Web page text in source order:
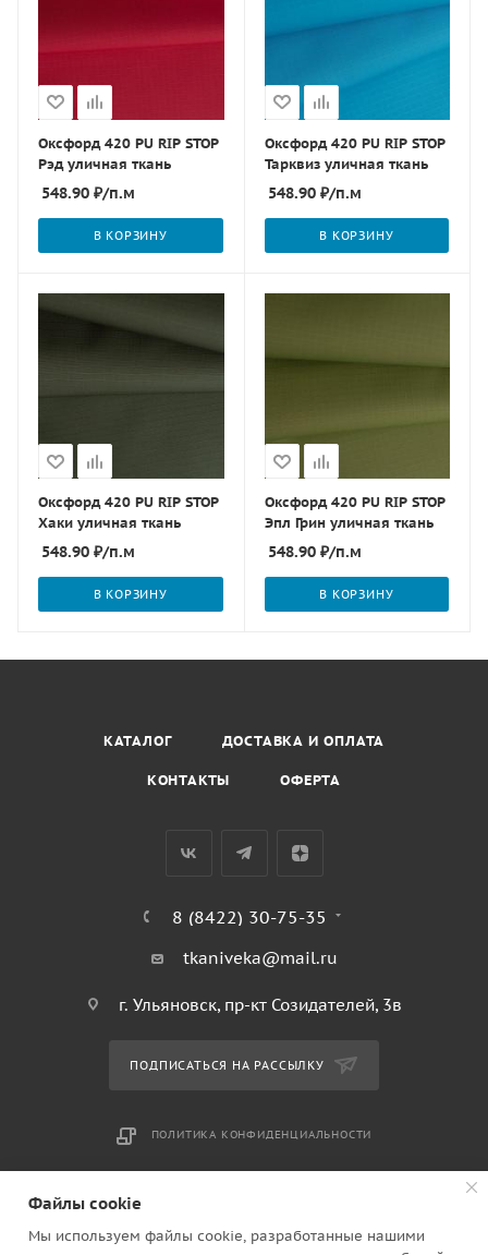
Оксфорд 420 PU RIP STOP
Рэд уличная ткань
548.90 ₽/п.м
В КОРЗИНУ
Оксфорд 420 PU RIP STOP
Тарквиз уличная ткань
548.90₽/п.м
В КОРЗИНУ
Оксфорд 420 PU RIP STOP
Хаки уличная ткань
548.90 ₽/п.м
В КОРЗИНУ
Оксфорд 420 PU RIP STOP
Эпл Грин уличная ткань
548.90₽/п.м
В КОРЗИНУ
КАТАЛОГ ДОСТАВКА И ОПЛАТА
КОНТАКТЫ ОФЕРТА
8 (8422) 30-75-35
tkaniveka@mail.ru
г. Ульяновск, пр-кт Созидателей, 3в
ПОДПИСАТЬСЯ НА РАССЫЛКУ
ПОЛИТИКА КОНФИДЕНЦИАЛЬНОСТИ
2010 - 2026 © Ткани века. Ульяновск ИП Клинков Юрий
Владимирович ОГРН 304732809700075
Файлы cookie
Мы используем файлы cookie, разработанные нашими